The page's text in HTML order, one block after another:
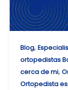
Blog,
ortopedistas
cerca de mi,
Ortopedista